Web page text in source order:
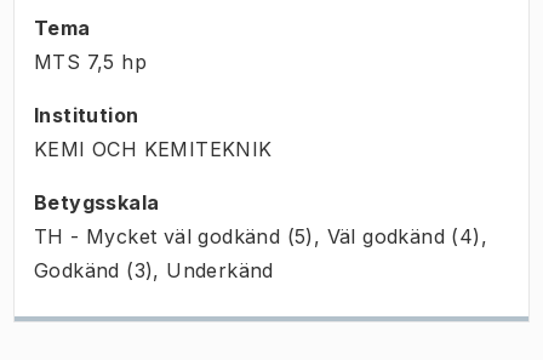
Tema
MTS 7,5 hp
Institution
KEMI OCH KEMITEKNIK
Betygsskala
TH - Mycket väl godkänd (5), Väl godkänd (4),
Godkänd (3), Underkänd